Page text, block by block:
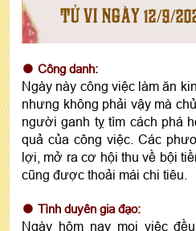
TỬ VI NGÀY 12/9/
Công danh:
Ngày này công việc làm ăn
nhưng không phải vậy mà
người ganh tỵ tìm cách phá
quả của công việc. Các
lợi, mở ra cơ hội thu về bội
cũng được thoải mái chi tiêu.
Tình duyên gia đạo:
Ngày hôm nay mọi việc